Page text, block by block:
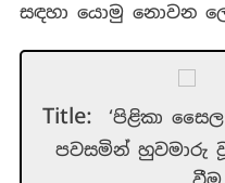
සඳහා යොමු නොවන
Title:
‘පිළිකා
පවසමින් හුවමාරු